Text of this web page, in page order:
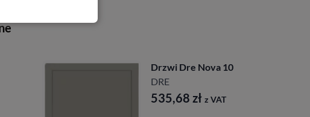
Drzwi Dre Nova 10
z VAT